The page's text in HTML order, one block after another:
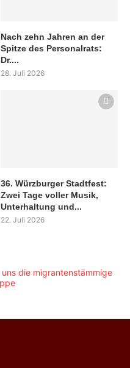
Nach zehn Jahren an der
Spitze des Personalrats:
Dr....
28. Juli 2026
36. Würzburger Stadtfest:
Zwei Tage voller Musik,
Unterhaltung und...
22. Juli 2026